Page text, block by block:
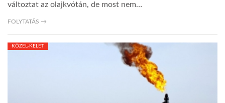
változtat az olajkvótán, de most nem…
FOLYTATÁS →
KÖZEL-KELET